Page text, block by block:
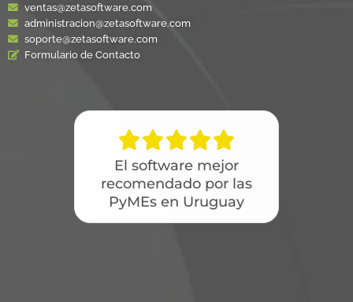
ventas@zetasoftware.com
administracion@zetasoftware.com
soporte@zetasoftware.com
Formulario de Contacto

El software mejor
recomendado por las
PyMEs en Uruguay